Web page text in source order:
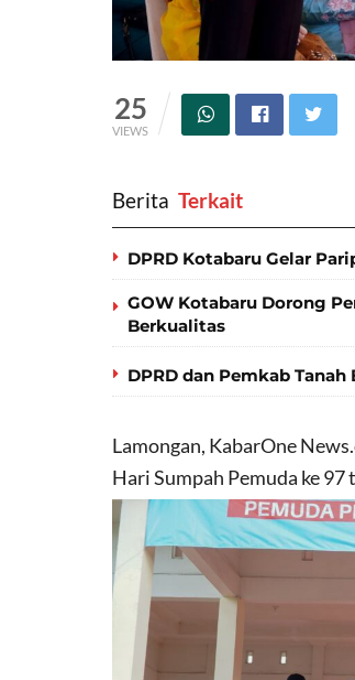
25
VIEWS
Berita ‎ Terkait
DPRD Kotabaru Gelar
GOW Kotabaru Dorong
Berkualitas
DPRD dan Pemkab
Lamongan, KabarOne
Hari Sumpah Pemuda ke